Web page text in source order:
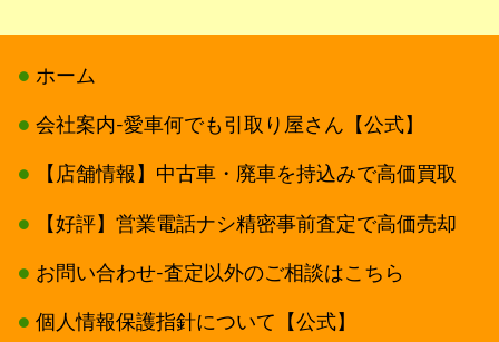
ホーム
会社案内-愛車何でも引取り屋さん【公式】
【店舗情報】中古車・廃車を持込みで高価買取
【好評】営業電話ナシ精密事前査定で高価売却
お問い合わせ-査定以外のご相談はこちら
個人情報保護指針について【公式】